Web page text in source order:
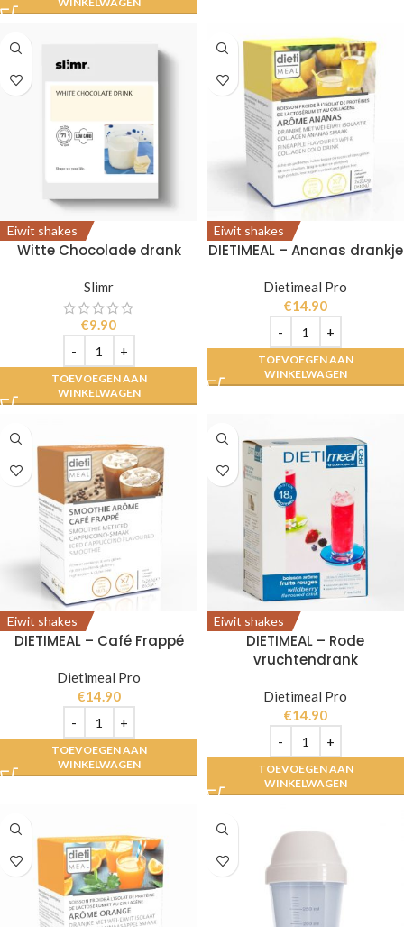
Eiwit shakes
Witte Chocolade drank
Slimr
€9.90
TOEVOEGEN AAN
WINKELWAGEN
Eiwit shakes
DIETIMEAL – Ananas drankje
Dietimeal Pro
€14.90
TOEVOEGEN AAN
WINKELWAGEN
Eiwit shakes
DIETIMEAL – Café Frappé
Dietimeal Pro
€14.90
TOEVOEGEN AAN
WINKELWAGEN
Eiwit shakes
DIETIMEAL – Rode
vruchtendrank
Dietimeal Pro
€14.90
TOEVOEGEN AAN
WINKELWAGEN